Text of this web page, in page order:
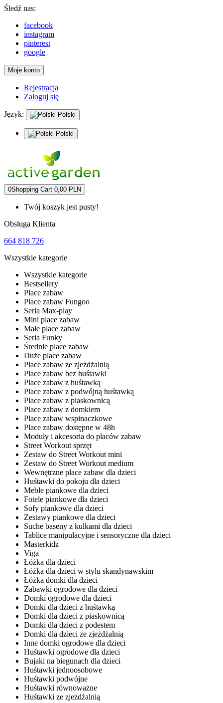
Śledź nas:
facebook
instagram
pinterest
google
Moje konto
Rejestracja
Zaloguj się
Język: Polski
Polski
0Shopping Cart 0,00 PLN
Twój koszyk jest pusty!
Obsługa Klienta
664 818 726
Wszystkie kategorie
Wszystkie kategorie
Bestsellery
Place zabaw
Place zabaw Fungoo
Seria Max-play
Mini place zabaw
Małe place zabaw
Seria Funky
Średnie place zabaw
Duże place zabaw
Place zabaw ze zjeżdżalnią
Place zabaw bez huśtawki
Place zabaw z huśtawką
Place zabaw z podwójną huśtawką
Place zabaw z piaskownicą
Place zabaw z domkiem
Place zabaw wspinaczkowe
Place zabaw dostępne w 48h
Moduły i akcesoria do placów zabaw
Street Workout sprzęt
Zestaw do Street Workout mini
Zestaw do Street Workout medium
Wewnętrzne place zabaw dla dzieci
Huśtawki do pokoju dla dzieci
Meble piankowe dla dzieci
Fotele piankowe dla dzieci
Sofy piankowe dla dzieci
Zestawy piankowe dla dzieci
Suche baseny z kulkami dla dzieci
Tablice manipulacyjne i sensoryczne dla dzieci
Masterkidz
Viga
Łóżka dla dzieci
Łóżka dla dzieci w stylu skandynawskim
Łóżka domki dla dzieci
Zabawki ogrodowe dla dzieci
Domki ogrodowe dla dzieci
Domki dla dzieci z huśtawką
Domki dla dzieci z piaskownicą
Domki dla dzieci z podestem
Domki dla dzieci ze zjeżdżalnią
Inne domki ogrodowe dla dzieci
Huśtawki ogrodowe dla dzieci
Bujaki na biegunach dla dzieci
Huśtawki jednoosobowe
Huśtawki podwójne
Huśtawki równoważne
Huśtawki ze zjeżdżalnią